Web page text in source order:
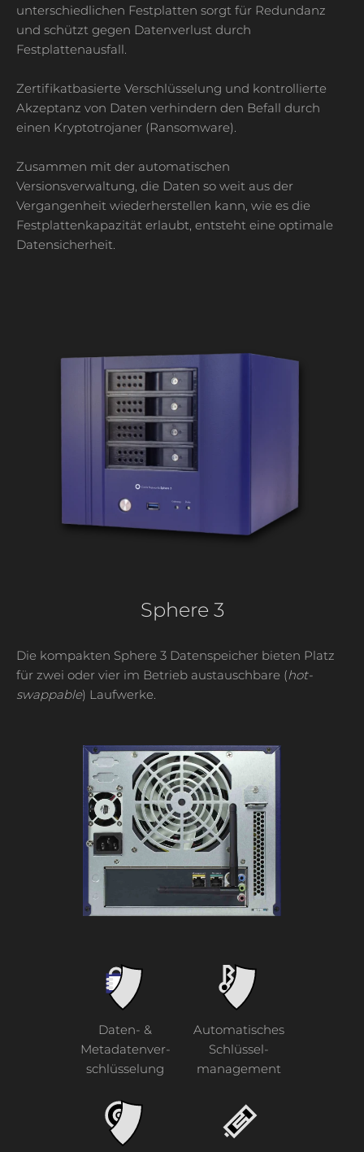
unterschiedlichen Festplatten sorgt für Redundanz
und schützt gegen Datenverlust durch
Festplattenausfall.
Zertifikatbasierte Verschlüsselung und kontrollierte
Akzeptanz von Daten verhindern den Befall durch
einen Kryptotrojaner (Ransomware).
Zusammen mit der automatischen
Versionsverwaltung, die Daten so weit aus der
Vergangenheit wiederherstellen kann, wie es die
Festplattenkapazität erlaubt, entsteht eine optimale
Datensicherheit.
Sphere 3
Die kompakten Sphere 3 Datenspeicher bieten Platz
für zwei oder vier im Betrieb austauschbare (hot-
swappable) Laufwerke.
Daten- &
Metadatenver-
schlüsselung
Automatisches
Schlüssel-
management